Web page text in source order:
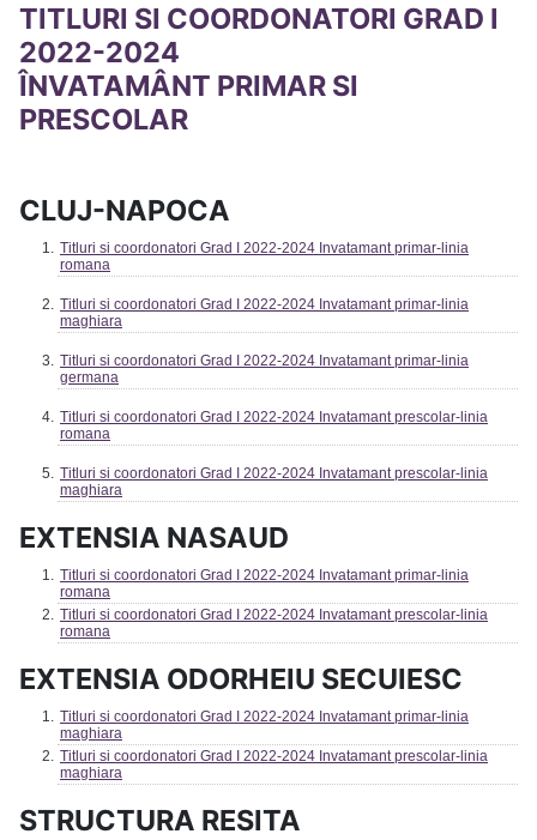
TITLURI SI COORDONATORI GRAD I
2022-2024
ÎNVATAMÂNT PRIMAR SI
PRESCOLAR
CLUJ-NAPOCA
Titluri si coordonatori Grad I 2022-2024 Invatamant primar-linia
romana
Titluri si coordonatori Grad I 2022-2024 Invatamant primar-linia
maghiara
Titluri si coordonatori Grad I 2022-2024 Invatamant primar-linia
germana
Titluri si coordonatori Grad I 2022-2024 Invatamant prescolar-linia
romana
Titluri si coordonatori Grad I 2022-2024 Invatamant prescolar-linia
maghiara
EXTENSIA NASAUD
Titluri si coordonatori Grad I 2022-2024 Invatamant primar-linia
romana
Titluri si coordonatori Grad I 2022-2024 Invatamant prescolar-linia
romana
EXTENSIA ODORHEIU SECUIESC
Titluri si coordonatori Grad I 2022-2024 Invatamant primar-linia
maghiara
Titluri si coordonatori Grad I 2022-2024 Invatamant prescolar-linia
maghiara
STRUCTURA RESITA